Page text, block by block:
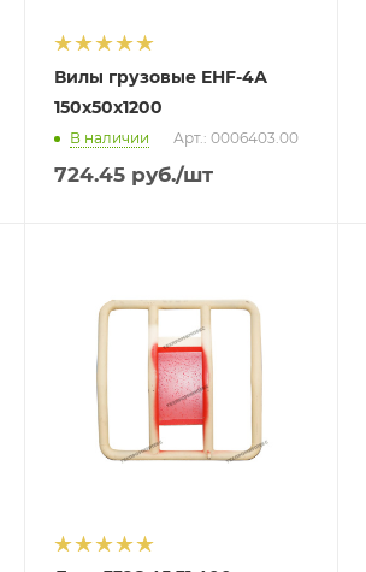
Вилы грузовые EHF-4А
150х50х1200
В наличии Арт.: 0006403.00
724.45руб./шт